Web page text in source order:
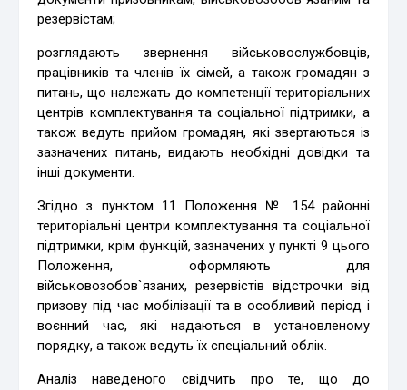
резервістам;
розглядають звернення військовослужбовців,
працівників та членів їх сімей, а також громадян з
питань, що належать до компетенції територіальних
центрів комплектування та соціальної підтримки, а
також ведуть прийом громадян, які звертаються із
зазначених питань, видають необхідні довідки та
інші документи.
Згідно з пунктом 11 Положення № 154 районні
територіальні центри комплектування та соціальної
підтримки, крім функцій, зазначених у пункті 9 цього
Положення, оформляють для
військовозобов`язаних, резервістів відстрочки від
призову під час мобілізації та в особливий період і
воєнний час, які надаються в установленому
порядку, а також ведуть їх спеціальний облік.
Аналіз наведеного свідчить про те, що до